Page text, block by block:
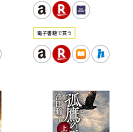
電⼦書籍で買う